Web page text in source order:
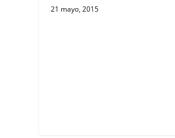
21 mayo, 2015